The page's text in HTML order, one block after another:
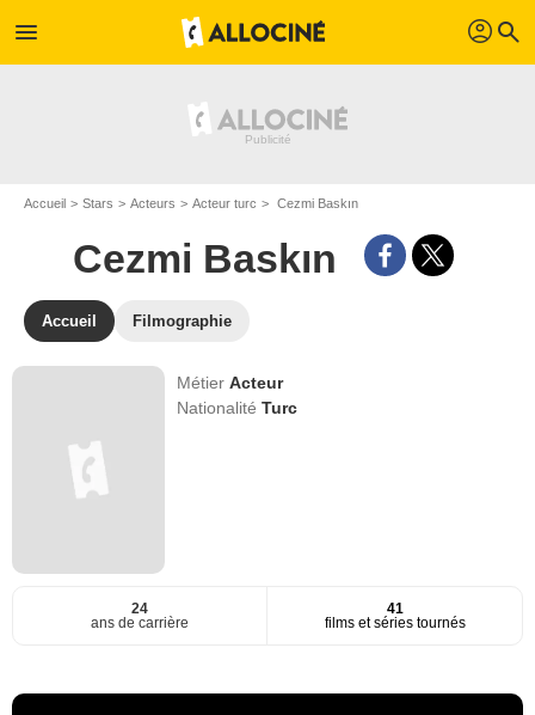
menu profil search
Accueil Stars Acteurs Acteur turc Cezmi Baskın
Cezmi Baskın
Accueil Filmographie
MétierActeur
NationalitéTurc
24
ans de carrière
41
films et séries tournés